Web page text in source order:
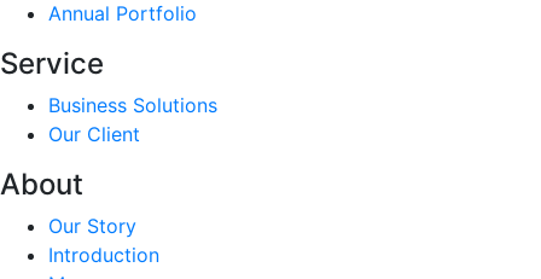
Annual Portfolio
Service
Business Solutions
Our Client
About
Our Story
Introduction